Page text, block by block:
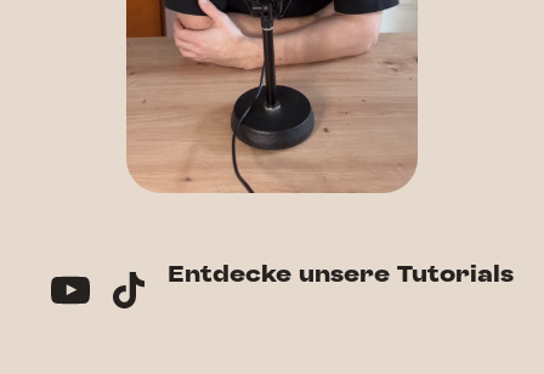
Entdecke unsere Tutorials